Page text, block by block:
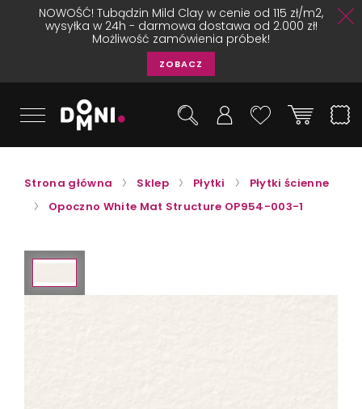
NOWOŚĆ! Tubądzin Mild Clay w cenie od 115 zł/m2,
wysyłka w 24h - darmowa dostawa od 2.000 zł!
Możliwość zamówienia próbek!
ZOBACZ
Strona główna Sklep Płytki
Płytki ścienne
Opoczno White Mat Structure OP954-003-1